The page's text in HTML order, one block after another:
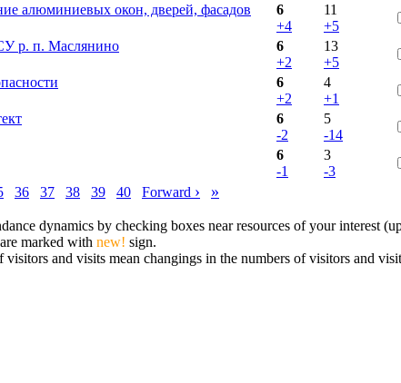
алюминиевых окон, дверей, фасадов
6
+4
11
+5
р. п. Маслянино
6
+2
13
+5
6
+2
4
+1
6
-2
5
-14
6
-1
3
-3
36 37 38 39 40 Forward › »
dynamics by checking boxes near resources of your interest
marked with new! sign.
and visits mean changings in the numbers of visitors and